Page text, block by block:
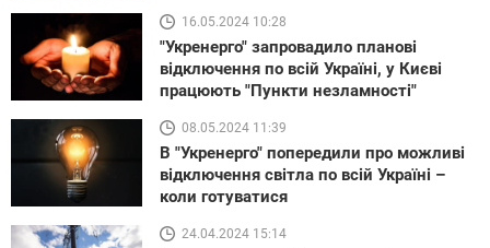
16.05.2024 10:28
"Укренерго" запровадило планові
відключення по всій Україні, у Києві
працюють "Пункти незламності"
08.05.2024 11:39
В "Укренерго" попередили про можливі
відключення світла по всій Україні –
коли готуватися
24.04.2024 15:14